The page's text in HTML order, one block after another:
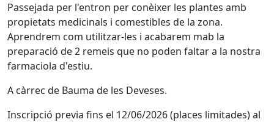
Passejada per l'entron per conèixer les plantes amb
propietats medicinals i comestibles de la zona.
Aprendrem com utilitzar-les i acabarem mab la
preparació de 2 remeis que no poden faltar a la nostra
farmaciola d'estiu.
A càrrec de Bauma de les Deveses.
Inscripció previa fins el 12/06/2026 (places limitades) al